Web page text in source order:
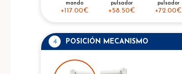
mando
+117.00€
pulsador
+58.50€
pulsador
+72.00€
4 POSICIÓN MECANISMO